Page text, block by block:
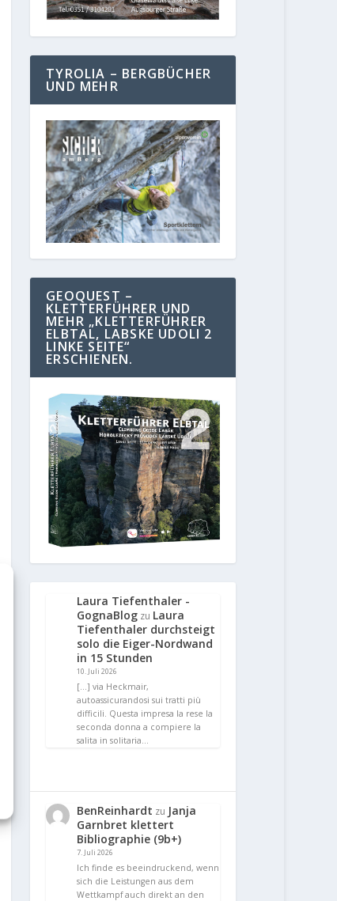
TYROLIA – BERGBÜCHER
UND MEHR
GEOQUEST –
KLETTERFÜHRER UND
MEHR „KLETTERFÜHRER
ELBTAL, LABSKE UDOLI 2
LINKE SEITE“
ERSCHIENEN.
Laura Tiefenthaler -
GognaBlog zu Laura
Tiefenthaler durchsteigt
solo die Eiger-Nordwand
in 15 Stunden
10. Juli 2026
[…] via Heckmair,
autoassicurandosi sui tratti più
difficili. Questa impresa la rese la
seconda donna a compiere la
salita in solitaria…
BenReinhardt zu Janja
Garnbret klettert
Bibliographie (9b+)
7. Juli 2026
Ich finde es beeindruckend, wenn
sich die Leistungen aus dem
Wettkampf auch direkt an den